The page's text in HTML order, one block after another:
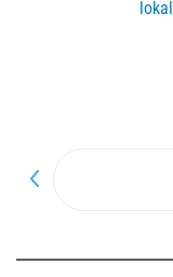
lokal